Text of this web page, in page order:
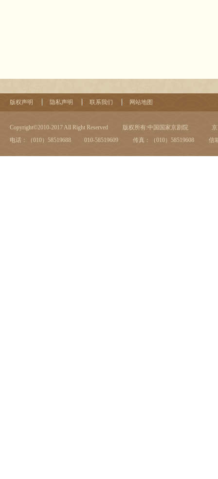
版权声明 隐私声明 联系我们 网站地图
Copyright©2010-2017 All Right Reserved 版权所有:中国国家京剧院
电话：（010）58519688 010-58519609
传真：（010）58519608 信